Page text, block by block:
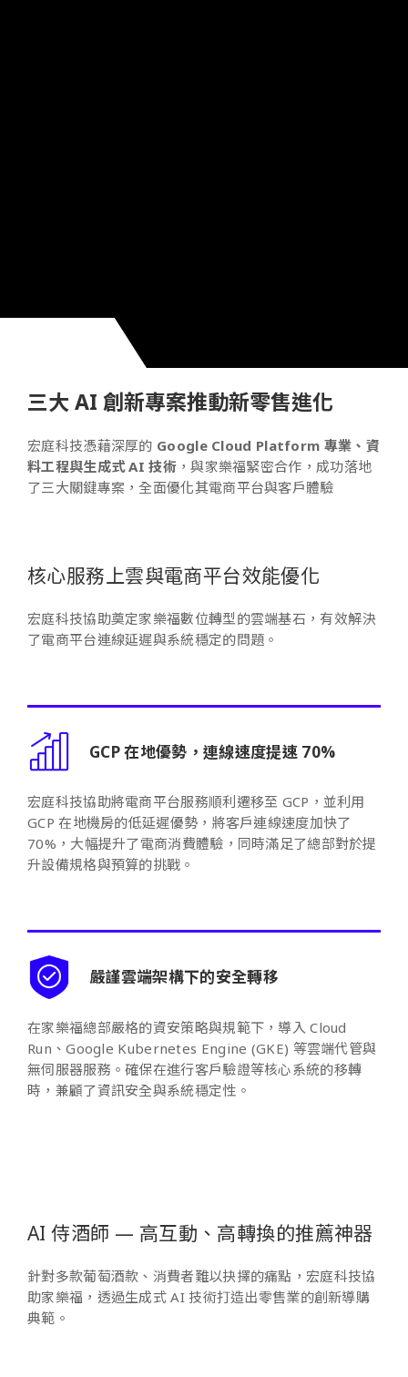
三大 AI 創新專案推動新零售進化
宏庭科技憑藉深厚的 Google Cloud Platform 專業、資
料工程與生成式 AI 技術，與家樂福緊密合作，成功落地
了三大關鍵專案，全面優化其電商平台與客戶體驗
核心服務上雲與電商平台效能優化
宏庭科技協助奠定家樂福數位轉型的雲端基石，有效解決
了電商平台連線延遲與系統穩定的問題。
GCP 在地優勢，連線速度提速 70%
宏庭科技協助將電商平台服務順利遷移至 GCP，並利用
GCP 在地機房的低延遲優勢，將客戶連線速度加快了
70%，大幅提升了電商消費體驗，同時滿足了總部對於提
升設備規格與預算的挑戰。
嚴謹雲端架構下的安全轉移
在家樂福總部嚴格的資安策略與規範下，導入 Cloud
Run、Google Kubernetes Engine (GKE) 等雲端代管與
無伺服器服務。確保在進行客戶驗證等核心系統的移轉
時，兼顧了資訊安全與系統穩定性。
AI 侍酒師 — 高互動、高轉換的推薦神器
針對多款葡萄酒款、消費者難以抉擇的痛點，宏庭科技協
助家樂福，透過生成式 AI 技術打造出零售業的創新導購
典範。